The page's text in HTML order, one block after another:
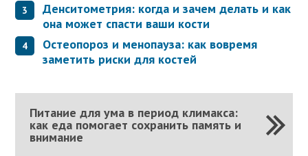
Денситометрия: когда и зачем делать и как
она может спасти ваши кости
Остеопороз и менопауза: как вовремя
заметить риски для костей
Питание для ума в период климакса:
как еда помогает сохранить память и
внимание